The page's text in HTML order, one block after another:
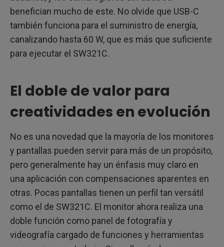
benefician mucho de este. No olvide que USB-C
también funciona para el suministro de energía,
canalizando hasta 60 W, que es más que suficiente
para ejecutar el SW321C.
El doble de valor para
creatividades en evolución
No es una novedad que la mayoría de los monitores
y pantallas pueden servir para más de un propósito,
pero generalmente hay un énfasis muy claro en
una aplicación con compensaciones aparentes en
otras. Pocas pantallas tienen un perfil tan versátil
como el de SW321C. El monitor ahora realiza una
doble función como panel de fotografía y
videografía cargado de funciones y herramientas